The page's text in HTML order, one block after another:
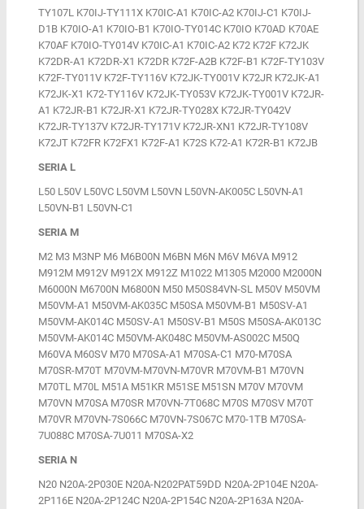
TY107L K70IJ-TY111X K70IC-A1 K70IC-A2 K70IJ-C1 K70IJ-
D1B K70IO-A1 K70IO-B1 K70IO-TY014C K70IO K70AD K70AE
K70AF K70IO-TY014V K70IC-A1 K70IC-A2 K72 K72F K72JK
K72DR-A1 K72DR-X1 K72DR K72F-A2B K72F-B1 K72F-TY103V
K72F-TY011V K72F-TY116V K72JK-TY001V K72JR K72JK-A1
K72JK-X1 K72-TY116V K72JK-TY053V K72JK-TY001V K72JR-
A1 K72JR-B1 K72JR-X1 K72JR-TY028X K72JR-TY042V
K72JR-TY137V K72JR-TY171V K72JR-XN1 K72JR-TY108V
K72JT K72FR K72FX1 K72F-A1 K72S K72-A1 K72R-B1 K72JB
SERIA L
L50 L50V L50VC L50VM L50VN L50VN-AK005C L50VN-A1
L50VN-B1 L50VN-C1
SERIA M
M2 M3 M3NP M6 M6B00N M6BN M6N M6V M6VA M912
M912M M912V M912X M912Z M1022 M1305 M2000 M2000N
M6000N M6700N M6800N M50 M50S84VN-SL M50V M50VM
M50VM-A1 M50VM-AK035C M50SA M50VM-B1 M50SV-A1
M50VM-AK014C M50SV-A1 M50SV-B1 M50S M50SA-AK013C
M50VM-AK014C M50VM-AK048C M50VM-AS002C M50Q
M60VA M60SV M70 M70SA-A1 M70SA-C1 M70-M70SA
M70SR-M70T M70VM-M70VN-M70VR M70VM-B1 M70VN
M70TL M70L M51A M51KR M51SE M51SN M70V M70VM
M70VN M70SA M70SR M70VN-7T068C M70S M70SV M70T
M70VR M70VN-7S066C M70VN-7S067C M70-1TB M70SA-
7U088C M70SA-7U011 M70SA-X2
SERIA N
N20 N20A-2P030E N20A-N202PAT59DD N20A-2P104E N20A-
2P116E N20A-2P124C N20A-2P154C N20A-2P163A N20A-